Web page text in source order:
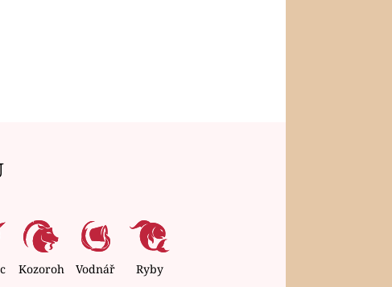
Kozoroh Vodnář Ryby